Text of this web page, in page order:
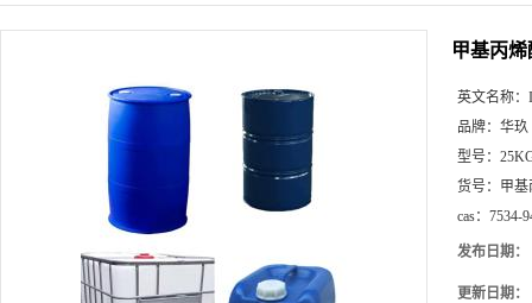
甲基丙
英文名称：
品牌： 华玖
型号：
货号： 甲
cas： 7534-
发布日期：
更新日期：